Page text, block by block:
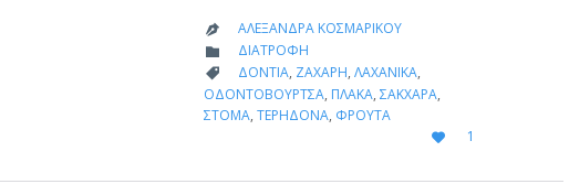
 ΑΛΕΞΆΝΔΡΑ ΚΟΣΜΑΡΊΚΟΥ
 CATEGORY
ΔΙΑΤΡΟΦΉ
 CATEGORY
ΔΌΝΤΙΑ, ΖΆΧΑΡΗ, ΛΑΧΑΝΙΚΆ,
ΟΔΟΝΤΌΒΟΥΡΤΣΑ, ΠΛΆΚΑ, ΣΆΚΧΑΡΑ,
ΣΤΌΜΑ, ΤΕΡΗΔΌΝΑ, ΦΡΟΎΤΑ

LOVE
IT
1